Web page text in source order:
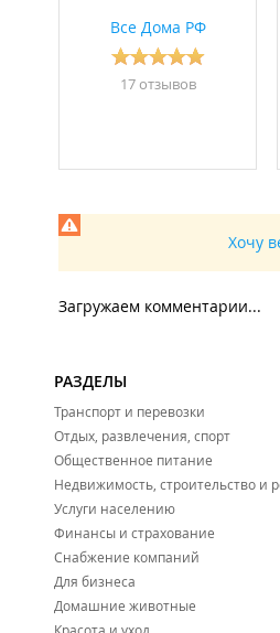
Все Дома РФ
17 отзывов
Хочу
Загружаем комментарии...
РАЗДЕЛЫ
Транспорт и перевозки
Отдых, развлечения, спорт
Общественное питание
Недвижимость, строительство и
Услуги населению
Финансы и страхование
Снабжение компаний
Для бизнеса
Домашние животные